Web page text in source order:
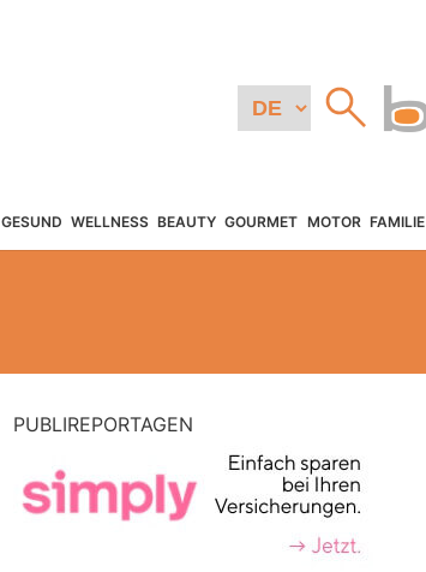
GESUND WELLNESS BEAUTY GOURMET MOTOR FAMILIE
PUBLIREPORTAGEN